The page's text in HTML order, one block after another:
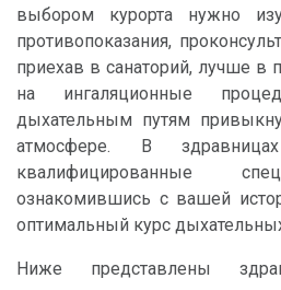
выбором курорта нужно
противопоказания,
приехав в санаторий, лучше в
на ингаляционные
дыхательным путям
атмосфере. В
квалифицированные
ознакомившись с вашей
оптимальный курс
Ниже представлены